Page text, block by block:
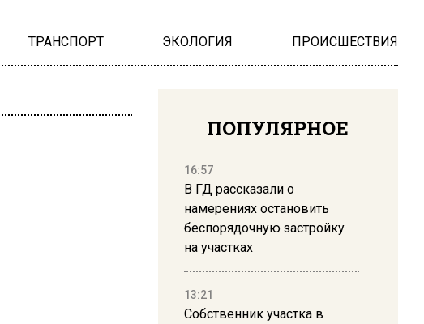
ТРАНСПОРТ ЭКОЛОГИЯ ПРОИСШЕСТВИЯ
ПОПУЛЯРНОЕ
16:57
В ГД рассказали о
намерениях остановить
беспорядочную застройку
на участках
13:21
Собственник участка в